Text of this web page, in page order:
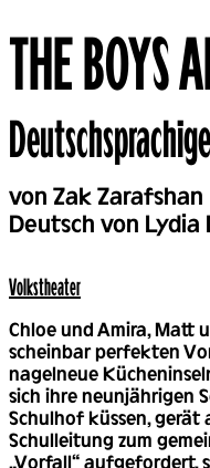
THE BOYS
Back
von Zak Zarafshan
Deutsch von Lydia
Volks­theater
Chloe und Amira, Matt
scheinbar perfekten
nagelneue
sich ihre neunjährigen
Schulhof küssen, gerät
Schulleitung zum
„Vorfall“ aufgefordert,